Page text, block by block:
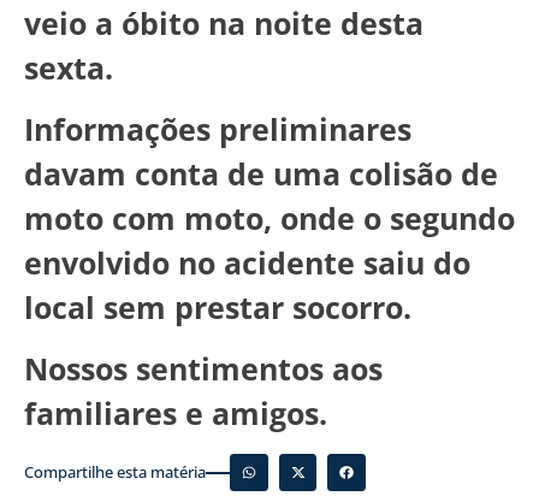
veio a óbito na noite desta
sexta.
Informações preliminares
davam conta de uma colisão de
moto com moto, onde o segundo
envolvido no acidente saiu do
local sem prestar socorro.
Nossos sentimentos aos
familiares e amigos.
Compartilhe esta matéria